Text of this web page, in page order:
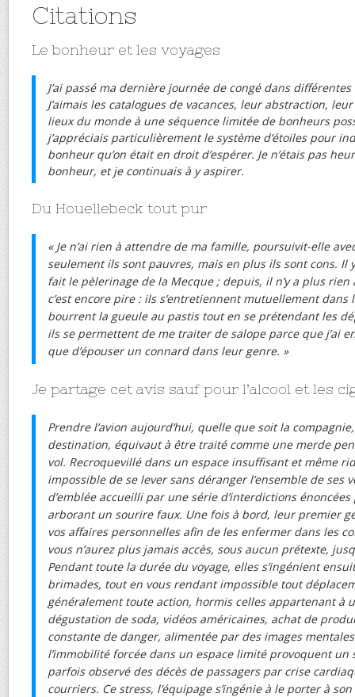
Citations
Le bonheur et les voyages
J’ai passé ma dernière journée de congé dans différentes
J’aimais les catalogues de vacances, leur abstraction,
lieux du monde à une séquence limitée de bonheurs
j’appréciais particulièrement le système d’étoiles pour
bonheur qu’on était en droit d’espérer. Je n’étais pas
bonheur, et je continuais à y aspirer.
Du Houellebeck tout pur
« Je n’ai rien à attendre de ma famille, poursuivit-elle
seulement ils sont pauvres, mais en plus ils sont cons. Il
fait le pèlerinage de la Mecque ; depuis, il n’y a plus
c’est encore pire : ils s’entretiennent mutuellement dans
bourrent la gueule au pastis tout en se prétendant les
ils se permettent de me traiter de salope parce que j’ai
que d’épouser un connard dans leur genre. »
Je partage cet avis sauf pour l’alcool et les
Prendre l’avion aujourd’hui, quelle que soit la
destination, équivaut à être traité comme une merde
vol. Recroquevillé dans un espace insuffisant et même
impossible de se lever sans déranger l’ensemble de ses
d’emblée accueilli par une série d’interdictions
arborant un sourire faux. Une fois à bord, leur premier
vos affaires personnelles afin de les enfermer dans les
vous n’aurez plus jamais accès, sous aucun prétexte,
Pendant toute la durée du voyage, elles s’ingénient
brimades, tout en vous rendant impossible tout
généralement toute action, hormis celles appartenant à
dégustation de soda, vidéos américaines, achat de
constante de danger, alimentée par des images
l’immobilité forcée dans un espace limité provoquent un
parfois observé des décès de passagers par crise
courriers. Ce stress, l’équipage s’ingénie à le porter à